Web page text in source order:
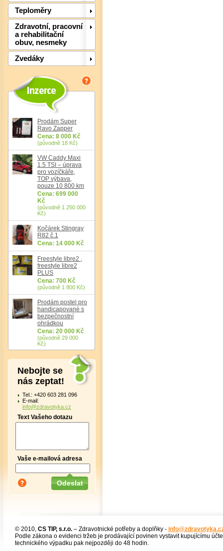
Teploměry
Zdravotní, pracovní
a rehabilitační
obuv, nesmeky
Zvedáky
Prodám Super
Ravo Zapper
Cena: 8 000 Kč
(původně 18 Kč)
VW Caddy Maxi
1.5 TSI – úprava
pro vozíčkáře,
TOP výbava,
pouze 10 800 km
Cena: 699 000
Kč
(původně 1 250 000
Kč)
Kočárek Stingray
R82 č.1
Cena: 14 000 Kč
Freestyle libre2 ,
freestyle libre2
PLUS
Cena: 700 Kč
(původně 1 800 Kč)
Prodám postel pro
handicapované s
bezpečnostní
ohrádkou
Cena: 20 000 Kč
(původně 29 000
Kč)
Nebojte se
nás zeptat!
Tel.: +420 603 281 096
E-mail:
info@zdravotyka.cz
Text Vašeho dotazu
Vaše e-mailová adresa
© 2010, CS TIP, s.r.o. – Zdravotnické potřeby a doplňky -
Podle zákona o evidenci tržeb je prodávající povinen vystavit kupujícímu
technického výpadku pak nejpozději do 48 hodin.